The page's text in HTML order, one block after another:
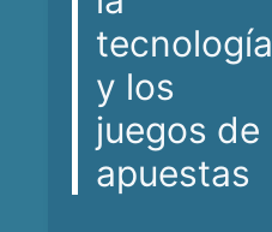
tecnología
y los
juegos de
apuestas